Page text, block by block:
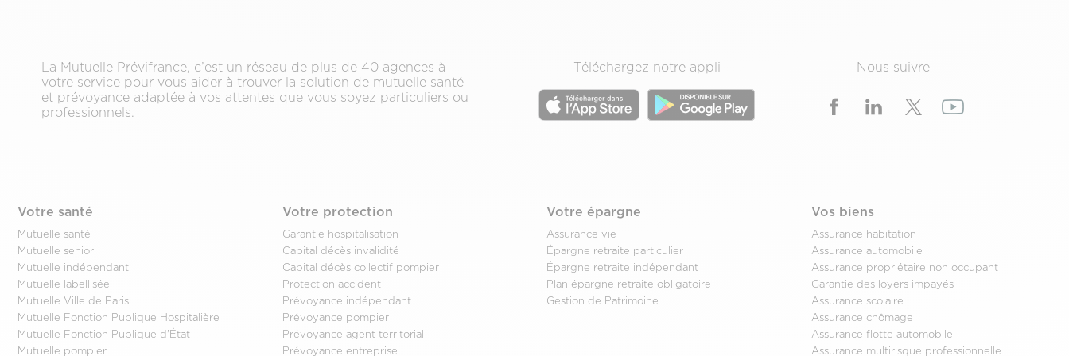
La Mutuelle Prévifrance, c’est un réseau de plus de 40 agences à
votre service pour vous aider à trouver la solution de mutuelle santé
et prévoyance adaptée à vos attentes que vous soyez particuliers ou
professionnels.
Téléchargez notre appli Nous suivre
Votre santé
Mutuelle santé
Mutuelle senior
Mutuelle indépendant
Mutuelle labellisée
Mutuelle Ville de Paris
Mutuelle Fonction Publique Hospitalière
Mutuelle Fonction Publique d'État
Mutuelle pompier
Votre protection
Garantie hospitalisation
Capital décès invalidité
Capital décès collectif pompier
Protection accident
Prévoyance indépendant
Prévoyance pompier
Prévoyance agent territorial
Prévoyance entreprise
Votre épargne
Assurance vie
Épargne retraite particulier
Épargne retraite indépendant
Plan épargne retraite obligatoire
Gestion de Patrimoine
Vos biens
Assurance habitation
Assurance automobile
Assurance propriétaire non occupant
Garantie des loyers impayés
Assurance scolaire
Assurance chômage
Assurance flotte automobile
Assurance multirisque professionnelle